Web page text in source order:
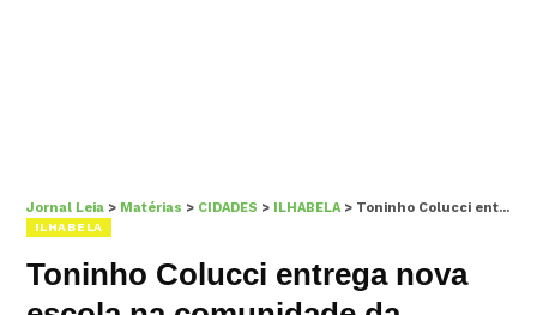
Jornal Leia > Matérias > CIDADES > ILHABELA> Toninho Colucci entrega nova escola na comunidade da Figueira em Ilhabela
ILHABELA
Toninho Colucci entrega nova